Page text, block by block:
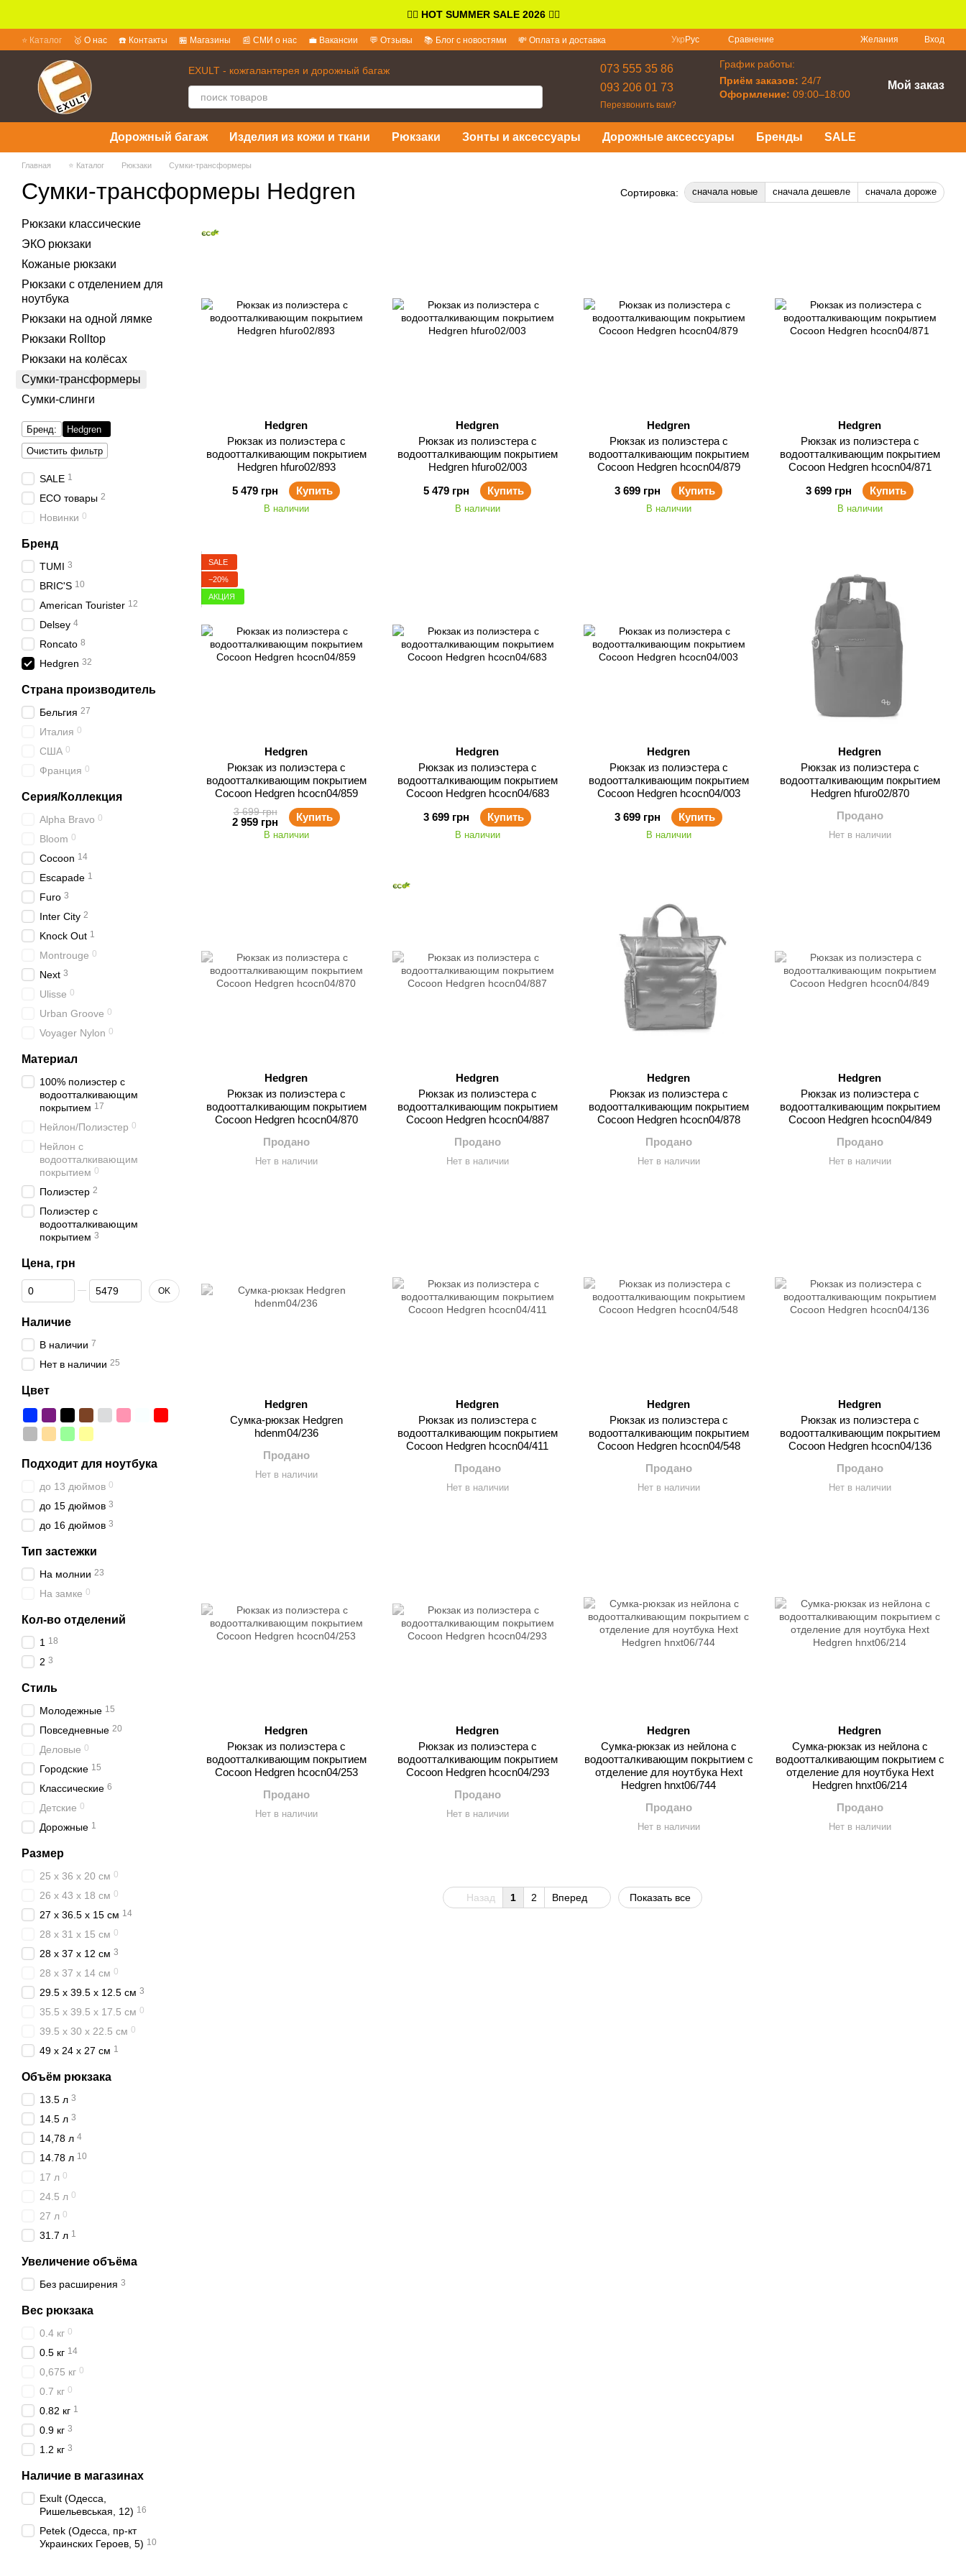
👉🏻 HOT SUMMER SALE 2026👈🏻
⭐ Каталог 🥇 О нас ☎️ Контакты 🏪 Магазины 📰 СМИ о нас 💼 Вакансии 💬 Отзывы 📚 Блог с новостями
💸 Оплата и доставка
Укр Рус Сравнение Желания Вход
EXULT - кожгалантерея и дорожный багаж
073 555 35 86
093 206 01 73
Перезвонить вам?
График работы:
Приём заказов: 24/7
Оформление: 09:00–18:00
Мой заказ
Дорожный багаж Изделия из кожи и ткани Рюкзаки Зонты и аксессуары Дорожные аксессуары Бренды SALE
Главная ⭐ Каталог Рюкзаки Сумки-трансформеры
Сумки-трансформеры Hedgren Сортировка: сначала новые сначала дешевле сначала дороже
Hedgren
Рюкзак из полиэстера с
водоотталкивающим покрытием
Hedgren hfuro02/893
5 479 грн
Купить
В наличии
Hedgren
Рюкзак из полиэстера с
водоотталкивающим покрытием
Hedgren hfuro02/003
5 479 грн
Купить
В наличии
Hedgren
Рюкзак из полиэстера с
водоотталкивающим покрытием
Cocoon Hedgren hcocn04/879
3 699 грн
Купить
В наличии
Hedgren
Рюкзак из полиэстера с
водоотталкивающим покрытием
Cocoon Hedgren hcocn04/871
3 699 грн
Купить
В наличии
SALE
−20%
АКЦИЯ
Hedgren
Рюкзак из полиэстера с
водоотталкивающим покрытием
Cocoon Hedgren hcocn04/859
3 699 грн
2 959 грн Купить
В наличии
Hedgren
Рюкзак из полиэстера с
водоотталкивающим покрытием
Cocoon Hedgren hcocn04/683
3 699 грн
Купить
В наличии
Hedgren
Рюкзак из полиэстера с
водоотталкивающим покрытием
Cocoon Hedgren hcocn04/003
3 699 грн
Купить
В наличии
Hedgren
Рюкзак из полиэстера с
водоотталкивающим покрытием
Hedgren hfuro02/870
Продано
Нет в наличии
Hedgren
Рюкзак из полиэстера с
водоотталкивающим покрытием
Cocoon Hedgren hcocn04/870
Продано
Нет в наличии
Hedgren
Рюкзак из полиэстера с
водоотталкивающим покрытием
Cocoon Hedgren hcocn04/887
Продано
Нет в наличии
Hedgren
Рюкзак из полиэстера с
водоотталкивающим покрытием
Cocoon Hedgren hcocn04/878
Продано
Нет в наличии
Hedgren
Рюкзак из полиэстера с
водоотталкивающим покрытием
Cocoon Hedgren hcocn04/849
Продано
Нет в наличии
Hedgren
Сумка-рюкзак Hedgren
hdenm04/236
Продано
Нет в наличии
Hedgren
Рюкзак из полиэстера с
водоотталкивающим покрытием
Cocoon Hedgren hcocn04/411
Продано
Нет в наличии
Hedgren
Рюкзак из полиэстера с
водоотталкивающим покрытием
Cocoon Hedgren hcocn04/548
Продано
Нет в наличии
Hedgren
Рюкзак из полиэстера с
водоотталкивающим покрытием
Cocoon Hedgren hcocn04/136
Продано
Нет в наличии
Hedgren
Рюкзак из полиэстера с
водоотталкивающим покрытием
Cocoon Hedgren hcocn04/253
Продано
Нет в наличии
Hedgren
Рюкзак из полиэстера с
водоотталкивающим покрытием
Cocoon Hedgren hcocn04/293
Продано
Нет в наличии
Hedgren
Сумка-рюкзак из нейлона с
водоотталкивающим покрытием с
отделение для ноутбука Hext
Hedgren hnxt06/744
Продано
Нет в наличии
Hedgren
Сумка-рюкзак из нейлона с
водоотталкивающим покрытием с
отделение для ноутбука Hext
Hedgren hnxt06/214
Продано
Нет в наличии
Назад 1 2 Вперед Показать все
Рюкзаки классические
ЭКО рюкзаки
Кожаные рюкзаки
Рюкзаки с отделением для
ноутбука
Рюкзаки на одной лямке
Рюкзаки Rolltop
Рюкзаки на колёсах
Сумки-трансформеры
Сумки-слинги
Бренд:
Hedgren
Очистить фильтр
SALE 1
ECO товары 2
Новинки 0
Бренд
TUMI 3
BRIC'S 10
American Tourister 12
Delsey 4
Roncato 8
Hedgren 32
Страна производитель
Бельгия 27
Италия 0
США 0
Франция 0
Серия/Коллекция
Alpha Bravo 0
Bloom 0
Cocoon 14
Escapade 1
Furo 3
Inter City 2
Knock Out 1
Montrouge 0
Next 3
Ulisse 0
Urban Groove 0
Voyager Nylon 0
Материал
100% полиэстер с
водоотталкивающим
покрытием 17
Нейлон/Полиэстер 0
Нейлон с
водоотталкивающим
покрытием 0
Полиэстер 2
Полиэстер с
водоотталкивающим
покрытием 3
Цена, грн
От Цена, грн
До Цена, грн OK
Наличие
В наличии 7
Нет в наличии 25
Цвет
Подходит для ноутбука
до 13 дюймов 0
до 15 дюймов 3
до 16 дюймов 3
Тип застежки
На молнии 23
На замке 0
Кол-во отделений
1 18
2 3
Стиль
Молодежные 15
Повседневные 20
Деловые 0
Городские 15
Классические 6
Детские 0
Дорожные 1
Размер
25 x 36 x 20 см 0
26 x 43 x 18 см 0
27 x 36.5 x 15 см 14
28 x 31 x 15 см 0
28 x 37 x 12 см 3
28 x 37 x 14 см 0
29.5 x 39.5 x 12.5 см 3
35.5 x 39.5 x 17.5 см 0
39.5 x 30 x 22.5 см 0
49 x 24 x 27 см 1
Объём рюкзака
13.5 л 3
14.5 л 3
14,78 л 4
14.78 л 10
17 л 0
24.5 л 0
27 л 0
31.7 л 1
Увеличение объёма
Без расширения 3
Вес рюкзака
0.4 кг 0
0.5 кг 14
0,675 кг 0
0.7 кг 0
0.82 кг 1
0.9 кг 3
1.2 кг 3
Наличие в магазинах
Exult (Одесса,
Ришельевськая, 12) 16
Petek (Одесса, пр-кт
Украинских Героев, 5) 10